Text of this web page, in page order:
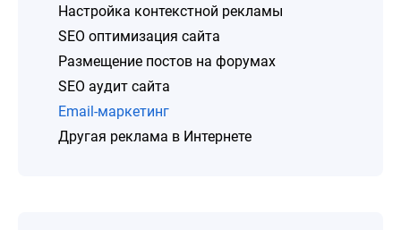
Настройка контекстной рекламы
SEO оптимизация сайта
Размещение постов на форумах
SEO аудит сайта
Email-маркетинг
Другая реклама в Интернете